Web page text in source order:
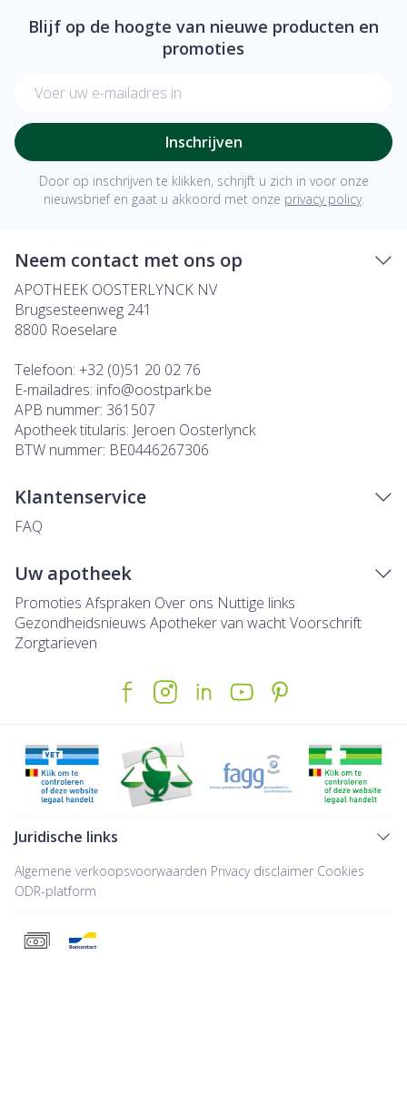
Blijf op de hoogte van nieuwe producten en
promoties
Inschrijven
Door op inschrijven te klikken, schrijft u zich in voor onze
nieuwsbrief en gaat u akkoord met onze privacy policy.
Neem contact met ons op
APOTHEEK OOSTERLYNCK NV
Brugsesteenweg 241
8800 Roeselare
Telefoon: +32 (0)51 20 02 76
E-mailadres: info@oostpark.be
APB nummer: 361507
Apotheek titularis: Jeroen Oosterlynck
BTW nummer: BE0446267306
Klantenservice
FAQ
Uw apotheek
Promoties Afspraken Over ons Nuttige links
Gezondheidsnieuws Apotheker van wachtVoorschrift
Zorgtarieven
Juridische links
Algemene verkoopsvoorwaarden Privacy disclaimer Cookies
ODR-platform